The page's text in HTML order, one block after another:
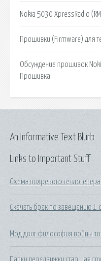
Nokia 5030 XpressRadio
Прошивки (Firmware) для
Обсуждение прошивок
Прошивка.
Links to Important Stuff
Схема вихревого
Скачать брак по завещанию 1
Мод долг философия войны
Папки передвижки старшая
An Informative Text Blurb